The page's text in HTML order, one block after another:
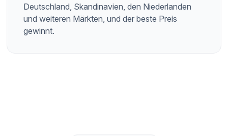
Deutschland, Skandinavien, den Niederlanden
und weiteren Märkten, und der beste Preis
gewinnt.